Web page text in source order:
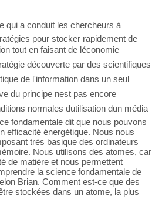
qui a conduit les chercheurs à
pour stocker rapidement de
tout en faisant de léconomie
découverte par des scientifiques
de l'information dans un seul
du principe nest pas encore
normales dutilisation dun média
fondamentale dit que nous pouvons
efficacité énergétique. Nous nous
très basique des ordinateurs
Nous utilisons des atomes, car
de matière et nous permettent
la science fondamentale de
Brian. Comment est-ce que des
stockées dans un atome, la plus